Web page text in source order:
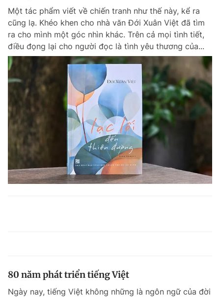
Một tác phẩm viết về chiến tranh như thế này, kể ra
cũng lạ. Khéo khen cho nhà văn Đới Xuân Việt đã tìm
ra cho mình một góc nhìn khác. Trên cả mọi tình tiết,
điều đọng lại cho người đọc là tình yêu thương của...
80 năm phát triển tiếng Việt
Ngày nay, tiếng Việt không những là ngôn ngữ của đời